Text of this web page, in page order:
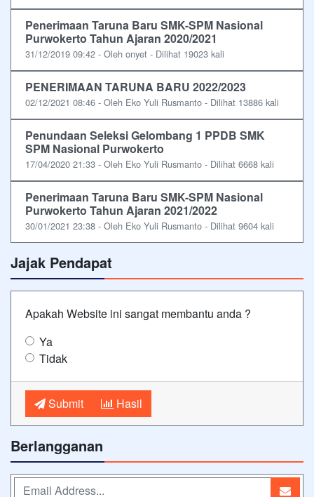
Penerimaan Taruna Baru SMK-SPM Nasional
Purwokerto Tahun Ajaran 2020/2021
31/12/2019 09:42 - Oleh onyet - Dilihat 19023 kali
PENERIMAAN TARUNA BARU 2022/2023
02/12/2021 08:46 - Oleh Eko Yuli Rusmanto - Dilihat 13886 kali
Penundaan Seleksi Gelombang 1 PPDB SMK
SPM Nasional Purwokerto
17/04/2020 21:33 - Oleh Eko Yuli Rusmanto - Dilihat 6668 kali
Penerimaan Taruna Baru SMK-SPM Nasional
Purwokerto Tahun Ajaran 2021/2022
30/01/2021 23:38 - Oleh Eko Yuli Rusmanto - Dilihat 9604 kali
Jajak Pendapat
Apakah Website ini sangat membantu anda ?
Ya
Tidak
Submit Hasil
Berlangganan